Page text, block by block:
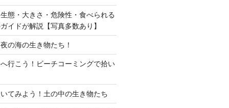
態・大きさ・危険性・食べられる
イドが解説【写真多数あり】
の海の生き物たち！
行こう！ビーチコーミングで拾い
てみよう！土の中の生き物たち